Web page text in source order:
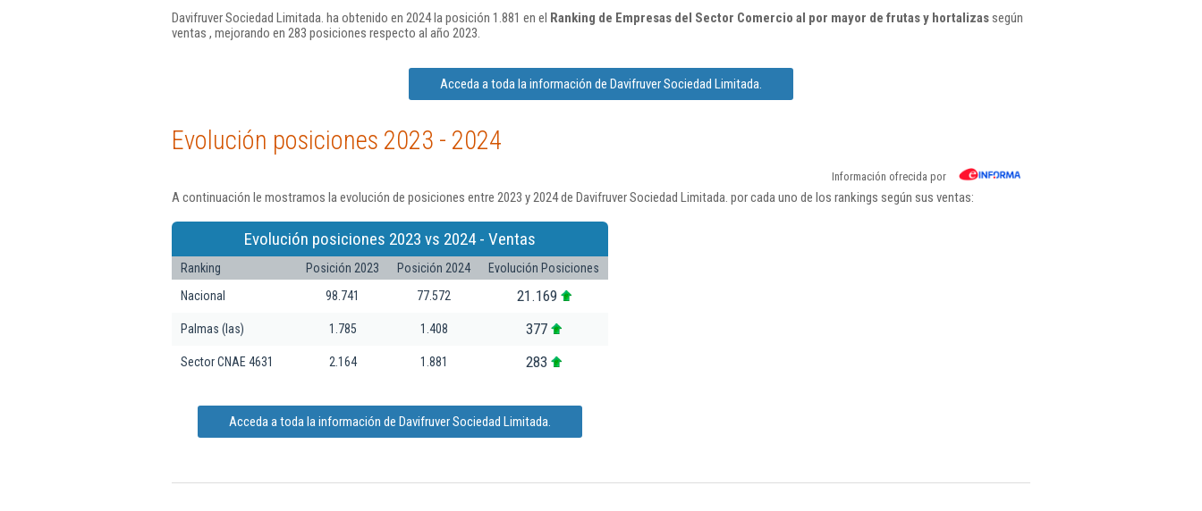
Davifruver Sociedad Limitada. ha obtenido en 2024 la posición 1.881 en el Ranking de Empresas del Sector Comercio al por mayor de frutas y hortalizassegún
ventas , mejorando en 283 posiciones respecto al año 2023.
Acceda a toda la información de Davifruver Sociedad Limitada.
Evolución posiciones 2023 - 2024
Información ofrecida por
A continuación le mostramos la evolución de posiciones entre 2023 y 2024 de Davifruver Sociedad Limitada. por cada uno de los rankings según sus ventas:
Evolución posiciones 2023 vs 2024 - Ventas
Ranking Posición 2023 Posición 2024
Evolución Posiciones
Nacional
98.741 77.572 21.169
Palmas (las) 1.785 1.408 377
Sector CNAE 4631 2.164 1.881 283
Acceda a toda la información de Davifruver Sociedad Limitada.